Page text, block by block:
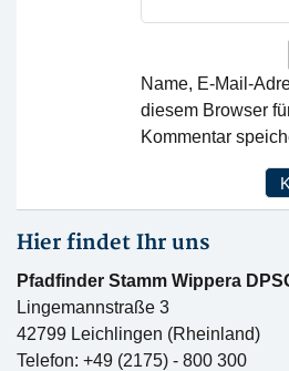
Name, E-Mail-
diesem Browser
Kommentar
Hier findet Ihr uns
Pfadfinder Stamm Wippera
Lingemannstraße 3
42799 Leichlingen (Rheinland)
Telefon: +49 (2175) - 800 300